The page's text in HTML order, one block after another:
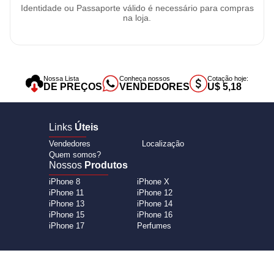
Identidade ou Passaporte válido é necessário para compras
na loja.
Nossa Lista
DE PREÇOS
Conheça nossos
VENDEDORES
Cotação hoje:
U$ 5,18
Links Úteis
Vendedores
Localização
Quem somos?
Nossos Produtos
iPhone 8
iPhone X
iPhone 11
iPhone 12
iPhone 13
iPhone 14
iPhone 15
iPhone 16
iPhone 17
Perfumes